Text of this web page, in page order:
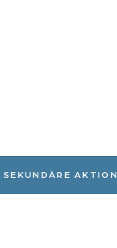
SEKUNDÄRE AKTION